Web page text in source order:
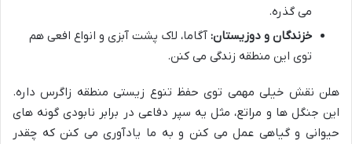
می گذره.
خزندگان و دوزیستان: آگاما، لاک پشت آبزی و انواع افعی هم
توی این منطقه زندگی می کنن.
هلن نقش خیلی مهمی توی حفظ تنوع زیستی منطقه زاگرس داره.
این جنگل ها و مراتع، مثل یه سپر دفاعی در برابر نابودی گونه های
حیوانی و گیاهی عمل می کنن و به ما یادآوری می کنن که چقدر